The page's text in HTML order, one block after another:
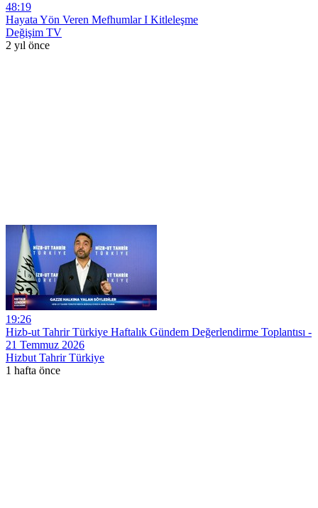
48:19
Hayata Yön Veren Mefhumlar I Kitleleşme
Değişim TV
2 yıl önce
19:26
Hizb-ut Tahrir Türkiye Haftalık Gündem Değerlendirme Toplantısı -
21 Temmuz 2026
Hizbut Tahrir Türkiye
1 hafta önce